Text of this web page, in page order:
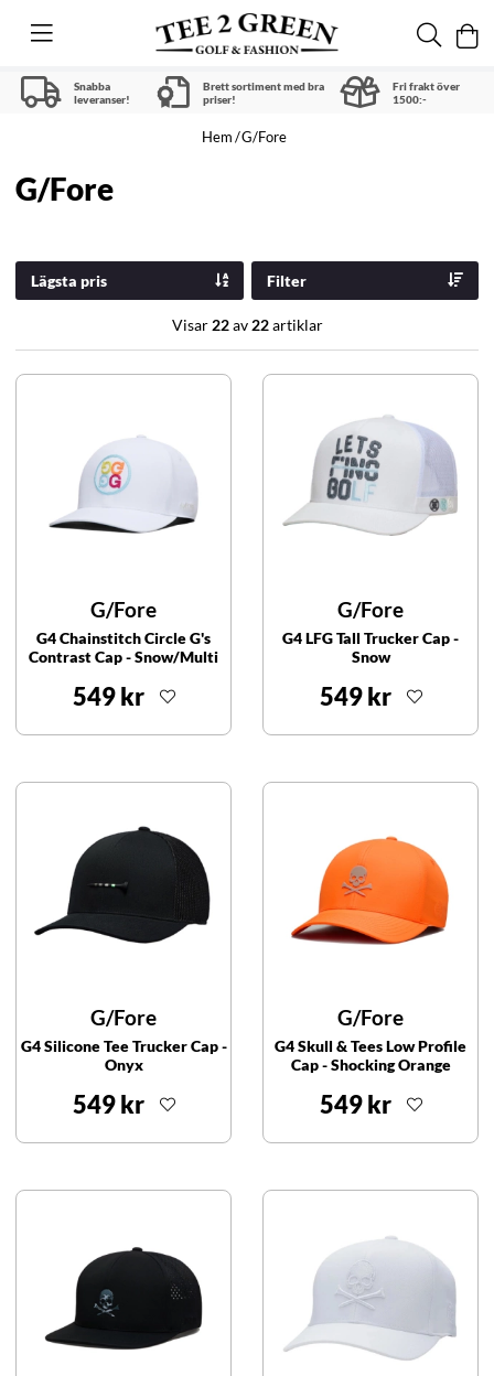
Snabba
leveranser!
Brett sortiment med bra
priser!
Fri frakt över
1500:-
Hem G/Fore
G/Fore
Lägsta pris Filter
Visar 22av 22artiklar
G/Fore
G4 Chainstitch Circle G's
Contrast Cap - Snow/Multi
549 kr
G/Fore
G4 LFG Tall Trucker Cap -
Snow
549 kr
G/Fore
G4 Silicone Tee Trucker Cap -
Onyx
549 kr
G/Fore
G4 Skull & Tees Low Profile
Cap - Shocking Orange
549 kr